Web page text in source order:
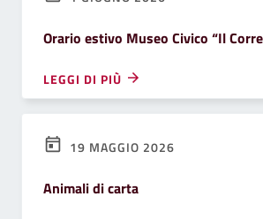
Orario estivo Museo Civico “Il
LEGGI DI PIÙ
19 MAGGIO 2026
Animali di carta